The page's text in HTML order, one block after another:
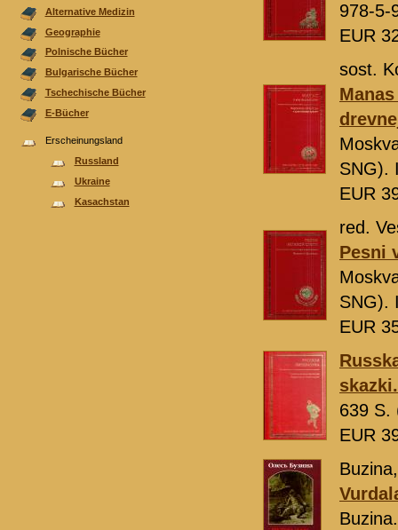
Alternative Medizin
Geographie
Polnische Bücher
Bulgarische Bücher
Tschechische Bücher
E-Bücher
Erscheinungsland
Russland
Ukraine
Kasachstan
978-5-
EUR
sost.
SNG).
EUR
red.
Pesni
SNG).
EUR
639 S.
EUR